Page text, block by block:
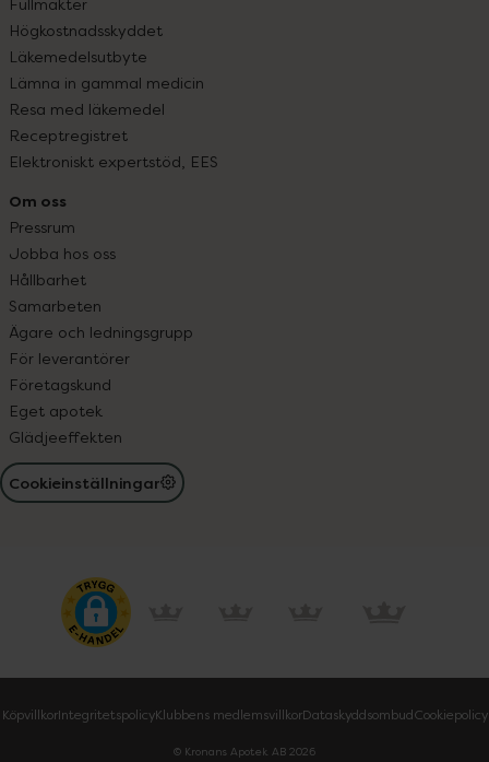
Högkostnadsskyddet
Läkemedelsutbyte
Lämna in gammal medicin
Resa med läkemedel
Receptregistret
Elektroniskt expertstöd, EES
Om oss
Pressrum
Jobba hos oss
Hållbarhet
Samarbeten
Ägare och ledningsgrupp
För leverantörer
Företagskund
Eget apotek
Glädjeeffekten
Cookieinställningar
KöpvillkorIntegritetspolicyKlubbens medlemsvillkorDataskyddsombudCookiepolicy
© Kronans Apotek AB 2026